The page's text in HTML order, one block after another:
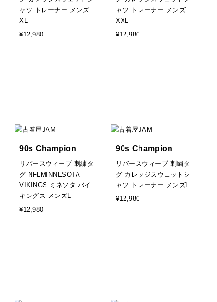
ャツ トレーナー メンズ
XL
¥12,980
ャツ トレーナー メンズ
XXL
¥12,980
90s Champion
リバースウィーブ 刺繍タ
グ NFLMINNESOTA
VIKINGS ミネソタ バイ
キングス メンズL
¥12,980
90s Champion
リバースウィーブ 刺繍タ
グ カレッジスウェットシ
ャツ トレーナー メンズL
¥12,980